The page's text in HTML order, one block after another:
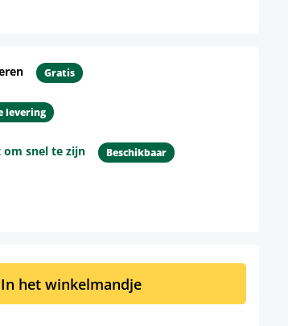
Gratis
levering
snel te zijn Beschikbaar
de gewenste hoeveelheid in
In het winkelmandje